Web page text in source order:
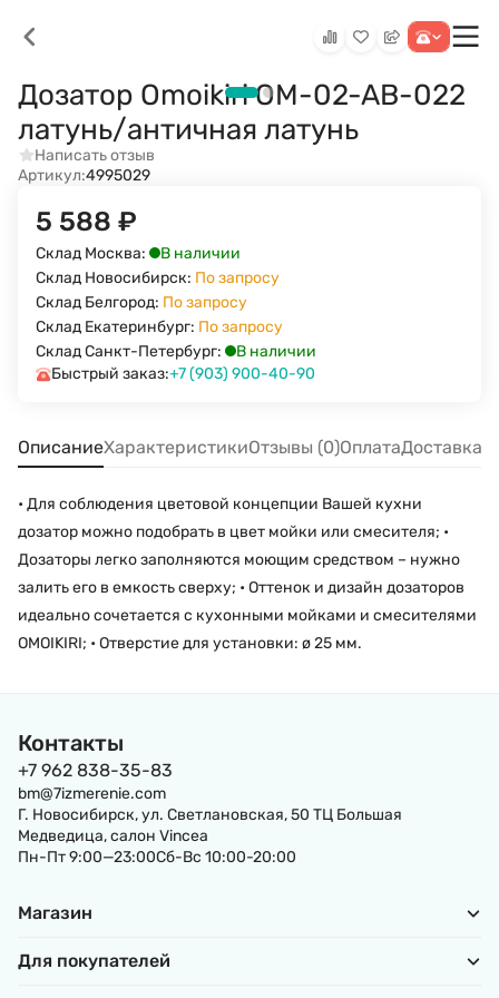
Дозатор Omoikiri OM-02-AB-022
латунь/античная латунь
Написать отзыв
Артикул:4995029
5 588 ₽
Склад Москва:
В наличии
Склад Новосибирск: По запросу
Склад Белгород: По запросу
Склад Екатеринбург: По запросу
Склад Санкт-Петербург:
В наличии
Быстрый заказ:+7 (903) 900-40-90
ОписаниеХарактеристикиОтзывы (0)ОплатаДоставка
• Для соблюдения цветовой концепции Вашей кухни
дозатор можно подобрать в цвет мойки или смесителя; •
Дозаторы легко заполняются моющим средством – нужно
залить его в емкость сверху; • Оттенок и дизайн дозаторов
идеально сочетается с кухонными мойками и смесителями
OMOIKIRI; • Отверстие для установки: ø 25 мм.
Контакты
+7 962 838-35-83
bm@7izmerenie.com
Г. Новосибирск, ул. Светлановская, 50 ТЦ Большая
Медведица, салон Vincea
Пн-Пт 9:00—23:00Сб-Вс 10:00-20:00
Магазин
Для покупателей